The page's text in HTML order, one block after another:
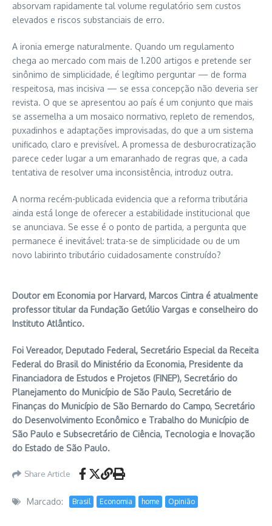
absorvam rapidamente tal volume regulatório sem custos
elevados e riscos substanciais de erro.
A ironia emerge naturalmente. Quando um regulamento
chega ao mercado com mais de 1.200 artigos e pretende ser
sinônimo de simplicidade, é legítimo perguntar — de forma
respeitosa, mas incisiva — se essa concepção não deveria ser
revista. O que se apresentou ao país é um conjunto que mais
se assemelha a um mosaico normativo, repleto de remendos,
puxadinhos e adaptações improvisadas, do que a um sistema
unificado, claro e previsível. A promessa de desburocratização
parece ceder lugar a um emaranhado de regras que, a cada
tentativa de resolver uma inconsistência, introduz outra.
A norma recém-publicada evidencia que a reforma tributária
ainda está longe de oferecer a estabilidade institucional que
se anunciava. Se esse é o ponto de partida, a pergunta que
permanece é inevitável: trata-se de simplicidade ou de um
novo labirinto tributário cuidadosamente construído?
Doutor em Economia por Harvard, Marcos Cintra é atualmente
professor titular da Fundação Getúlio Vargas e conselheiro do
Instituto Atlântico.
Foi Vereador, Deputado Federal, Secretário Especial da Receita
Federal do Brasil do Ministério da Economia, Presidente da
Financiadora de Estudos e Projetos (FINEP), Secretário do
Planejamento do Município de São Paulo, Secretário de
Finanças do Município de São Bernardo do Campo, Secretário
do Desenvolvimento Econômico e Trabalho do Município de
São Paulo e Subsecretário de Ciência, Tecnologia e Inovação
do Estado de São Paulo.
Share Article
Marcado: Brasil Economia home Opinião